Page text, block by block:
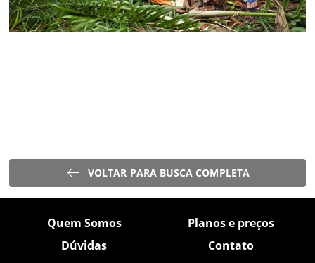
VOLTAR PARA BUSCA COMPLETA
Quem Somos
Planos e preços
Dúvidas
Contato